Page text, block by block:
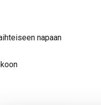
napaan